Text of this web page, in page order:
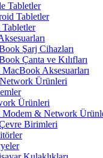
Tabletler
Tabletler
Şarj Cihazları
Çanta ve Kılıfları
Aksesuarları
Ürünleri
Ürünleri
Modem & Network
Birimleri